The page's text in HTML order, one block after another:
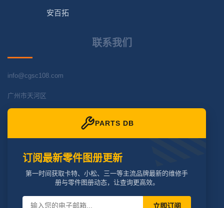
安百拓
联系我们
info@cgsc108.com
广州市天河区
PARTS DB
订阅最新零件图册更新
第一时间获取卡特、小松、三一等主流品牌最新的维修手
册与零件图册动态，让查询更高效。
立即订阅